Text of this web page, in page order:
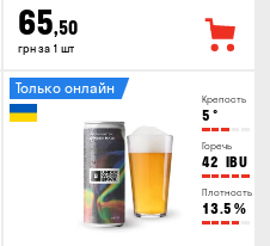
65,50
грн за 1 шт
Крепость
5 °
Горечь
42 IBU
Плотность
13.5 %
Только онлайн